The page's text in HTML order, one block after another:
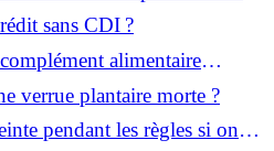
sans CDI ?
alimentaire
avis dans cet article
verrue plantaire morte ?
pendant les règles si on